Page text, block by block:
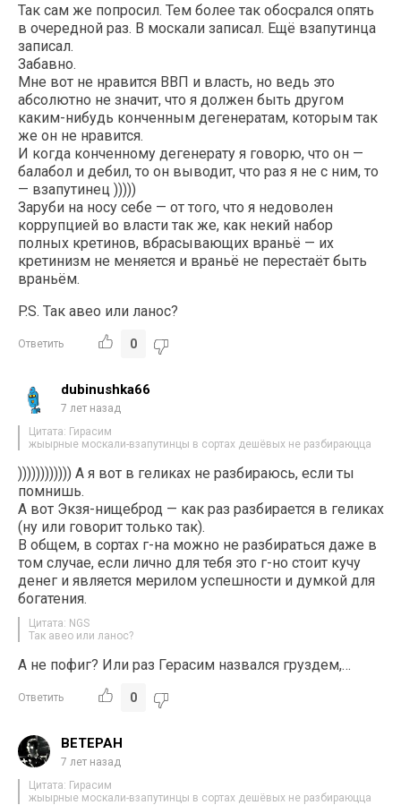
Так сам же попросил. Тем более так обocpалcя опять
в очередной раз. В москали записал. Ещё взапутинца
записал.
Забавно.
Мне вот не нравится ВВП и власть, но ведь это
абсолютно не значит, что я должен быть другом
каким-нибудь конченным дегенератам, которым так
же он не нравится.
И когда конченному дегенерату я говорю, что он —
балабол и дебил, то он выводит, что раз я не с ним, то
— взапутинец )))))
Заруби на носу себе — от того, что я недоволен
коррупцией во власти так же, как некий набор
полных кретинов, вбрасывающих враньё — их
кретинизм не меняется и враньё не перестаёт быть
враньём.
P.S. Так авео или ланос?
Ответить 0
dubinushka66
7 лет назад
Цитата: Гирасим
жыырные москали-взапутинцы в сортах дешёвых не разбираюцца
)))))))))))) А я вот в геликах не разбираюсь, если ты
помнишь.
А вот Экзя-нищеброд — как раз разбирается в геликах
(ну или говорит только так).
В общем, в сортах г-на можно не разбираться даже в
том случае, если лично для тебя это г-но стоит кучу
денег и является мерилом успешности и думкой для
богатения.
Цитата: NGS
Так авео или ланос?
А не пофиг? Или раз Герасим назвался груздем,…
Ответить 0
BETEPAH
7 лет назад
Цитата: Гирасим
жыырные москали-взапутинцы в сортах дешёвых не разбираюцца